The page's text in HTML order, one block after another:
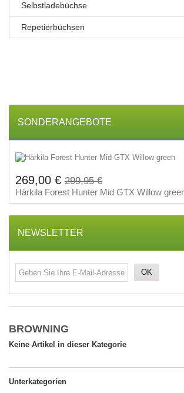
Selbstladebüchse
Repetierbüchsen
SONDERANGEBOTE
269,00 € 299,95 €
Härkila Forest Hunter Mid GTX Willow
NEWSLETTER
OK
BROWNING
Keine Artikel in dieser Kategorie
Unterkategorien